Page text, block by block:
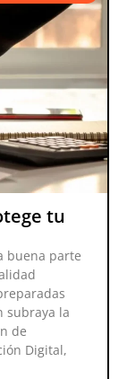
tu
buena parte
subraya la
de
Digital,